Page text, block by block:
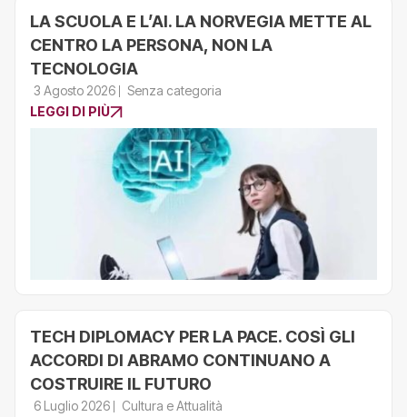
LA SCUOLA E L’AI. LA NORVEGIA METTE AL
CENTRO LA PERSONA, NON LA
TECNOLOGIA
3 Agosto 2026
Senza categoria
LEGGI DI PIÙ
TECH DIPLOMACY PER LA PACE. COSÌ GLI
ACCORDI DI ABRAMO CONTINUANO A
COSTRUIRE IL FUTURO
6 Luglio 2026
Cultura e Attualità